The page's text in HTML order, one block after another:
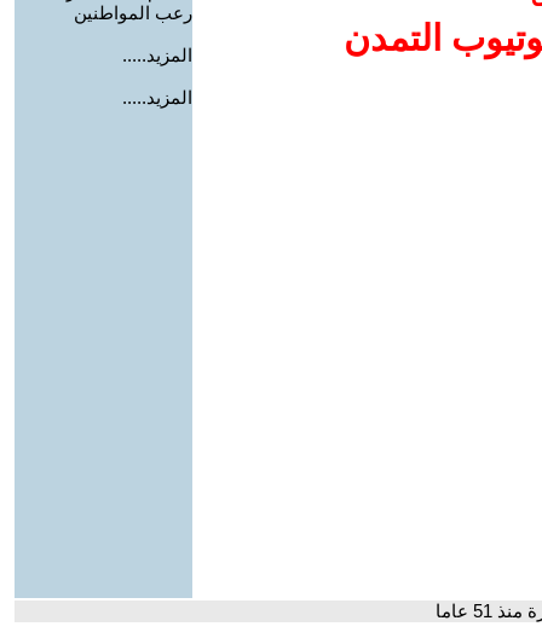
التمدن
رعب المواطنين
المزيد.....
المزيد.....
عاما